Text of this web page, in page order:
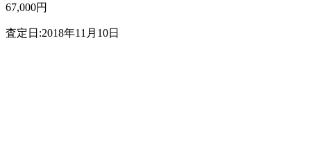
67,000円
査定日:2018年11月10日